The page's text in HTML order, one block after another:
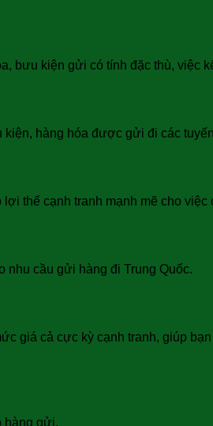
bưu kiện gửi có tính đặc thù, việc
hàng hóa được gửi đi các
thế cạnh tranh mạnh mẽ cho việc
nhu cầu gửi hàng đi Trung Quốc.
giá cả cực kỳ cạnh tranh, giúp
hàng gửi.